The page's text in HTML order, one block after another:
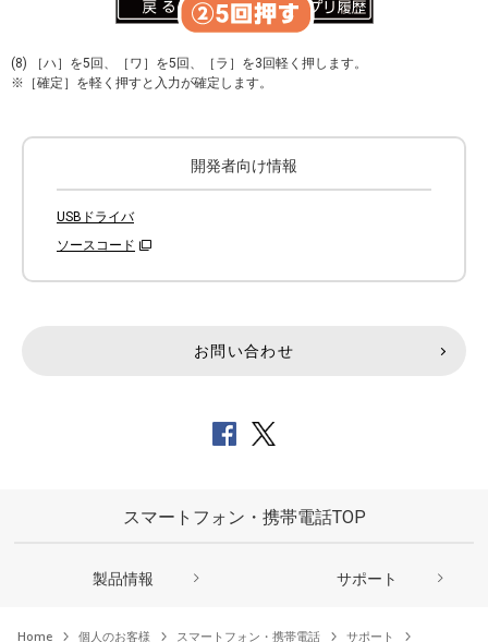
(8) ［ハ］を5回、［ワ］を5回、［ラ］を3回軽く押します。
※［確定］を軽く押すと入力が確定します。
開発者向け情報
USBドライバ
ソースコード
お問い合わせ
スマートフォン・携帯電話TOP
製品情報 サポート
Home 個人のお客様 スマートフォン・携帯電話 サポート